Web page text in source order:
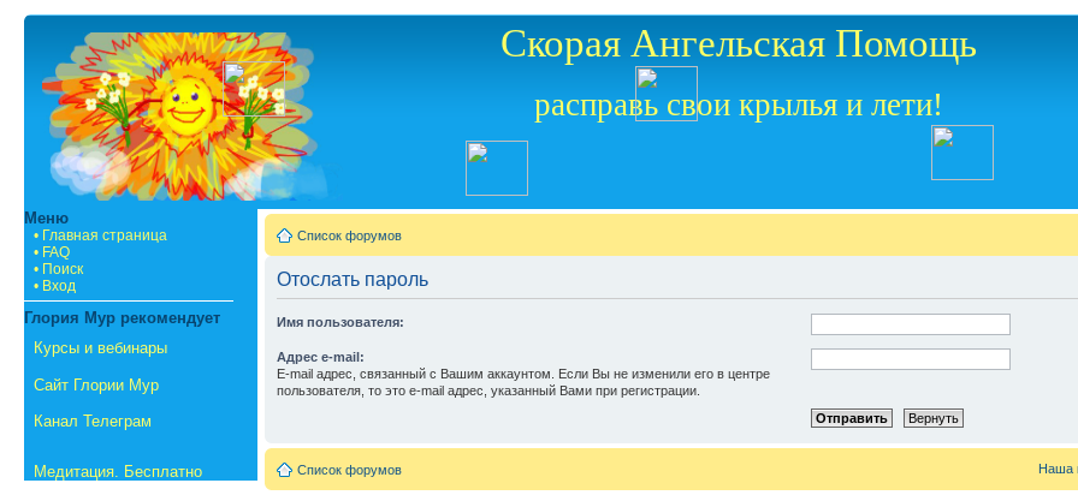
Скорая Ангельская Помощь
расправь свои крылья и лети!
Меню
• Главная страница
• FAQ
• Поиск
• Вход
Глория Мур рекомендует
Курсы и вебинары
Сайт Глории Мур
Канал Телеграм
Медитация. Бесплатно
Список форумов
Отослать пароль
Имя пользователя:
Адрес e-mail:
E-mail адрес, связанный с Вашим аккаунтом. Если Вы не изменили его в центре
пользователя, то это e-mail адрес, указанный Вами при регистрации.
Список форумов Наша